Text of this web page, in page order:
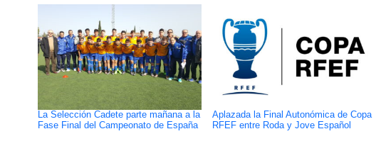
La Selección Cadete parte mañana a la
Fase Final del Campeonato de España
Aplazada la Final Autonómica de Copa
RFEF entre Roda y Jove Español